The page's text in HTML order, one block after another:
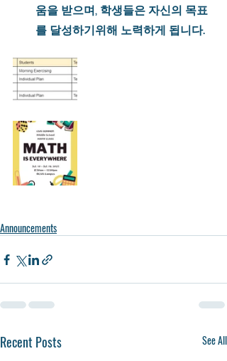
움을 받으며, 학생들은 자신의 목표
를 달성하기위해 노력하게 됩니다.
Announcements
Recent Posts See All